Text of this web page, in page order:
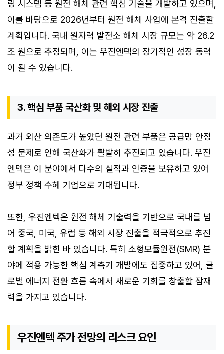
링 시스템 등 원전 해체 관련 핵심 기술을 개발하고 있으며,
이를 바탕으로 2026년부터 원전 해체 사업에 본격 진출할
계획입니다. 국내 원자력 발전소 해체 시장 규모는 약 26.2
조 원으로 추정되며, 이는 우진엔텍의 장기적인 성장 동력
이 될 수 있습니다.
3. 핵심 부품 국산화 및 해외 시장 진출
과거 외산 의존도가 높았던 원전 관련 부품은 공급망 안정
성 문제로 인해 국산화가 활발히 추진되고 있습니다. 우진
엔텍은 이 분야에서 다수의 실적과 인증을 보유하고 있어
정부 정책 수혜 기업으로 기대됩니다.
또한, 우진엔텍은 원전 해체 기술력을 기반으로 국내를 넘
어 중국, 미국, 유럽 등 해외 시장 진출을 적극적으로 추진
할 계획을 밝힌 바 있습니다. 특히 소형모듈원전(SMR) 분
야에 적용 가능한 핵심 계측기 개발에도 집중하고 있어, 글
로벌 에너지 전환 흐름 속에서 새로운 기회를 창출할 잠재
력을 가지고 있습니다.
우진엔텍 주가 전망의 리스크 요인